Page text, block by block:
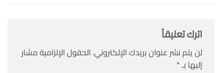
اترك تعليقاً
لن يتم نشر عنوان بريدك الإلكتروني. الحقول الإلزامية مشار
إليها بـ*